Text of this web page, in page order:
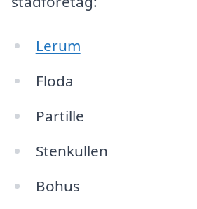
Lerum
Floda
Partille
Stenkullen
Bohus